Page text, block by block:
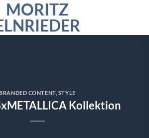
MORITZ
CONTENT, STYLE
Kollektion